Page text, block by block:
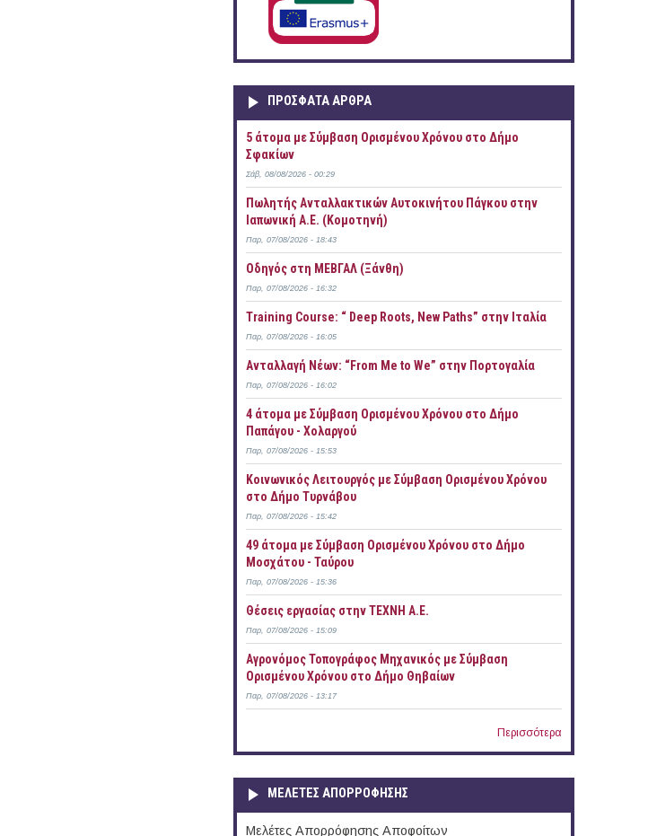
ΠΡOΣΦΑΤΑ AΡΘΡΑ
5 άτομα με Σύμβαση Ορισμένου Χρόνου στο Δήμο
Σφακίων
Σάβ, 08/08/2026 - 00:29
Πωλητής Ανταλλακτικών Αυτοκινήτου Πάγκου στην
Ιαπωνική Α.Ε. (Κομοτηνή)
Παρ, 07/08/2026 - 18:43
Οδηγός στη ΜΕΒΓΑΛ (Ξάνθη)
Παρ, 07/08/2026 - 16:32
Training Course: “ Deep Roots, New Paths” στην Ιταλία
Παρ, 07/08/2026 - 16:05
Ανταλλαγή Νέων: “From Me to We” στην Πορτογαλία
Παρ, 07/08/2026 - 16:02
4 άτομα με Σύμβαση Ορισμένου Χρόνου στο Δήμο
Παπάγου - Χολαργού
Παρ, 07/08/2026 - 15:53
Κοινωνικός Λειτουργός με Σύμβαση Ορισμένου Χρόνου
στο Δήμο Τυρνάβου
Παρ, 07/08/2026 - 15:42
49 άτομα με Σύμβαση Ορισμένου Χρόνου στο Δήμο
Μοσχάτου - Ταύρου
Παρ, 07/08/2026 - 15:36
Θέσεις εργασίας στην ΤΕΧΝΗ Α.Ε.
Παρ, 07/08/2026 - 15:09
Αγρονόμος Τοπογράφος Μηχανικός με Σύμβαση
Ορισμένου Χρόνου στο Δήμο Θηβαίων
Παρ, 07/08/2026 - 13:17
Περισσότερα
ΜΕΛΕΤΕΣ ΑΠΟΡΡΟΦΗΣΗΣ
Μελέτες Απορρόφησης Αποφοίτων